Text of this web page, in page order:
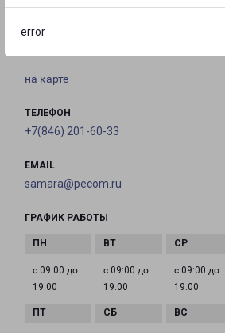
error
на карте
ТЕЛЕФОН
+7(846) 201-60-33
EMAIL
samara@pecom.ru
ГРАФИК РАБОТЫ
с 09:00 до
19:00
с 09:00 до
19:00
с 09:00 до
19:00